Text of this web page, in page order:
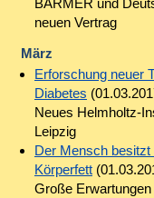
neuen Vertrag
März
Erforschung neuer
Diabetes
Neues Helmholtz-
Leipzig
Der Mensch
Körperfett
Große